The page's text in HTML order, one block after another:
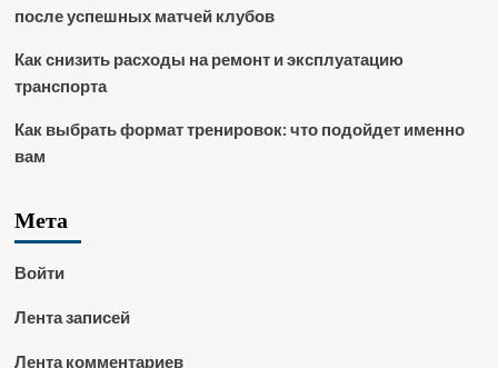
после успешных матчей клубов
Как снизить расходы на ремонт и эксплуатацию
транспорта
Как выбрать формат тренировок: что подойдет именно
вам
Мета
Войти
Лента записей
Лента комментариев